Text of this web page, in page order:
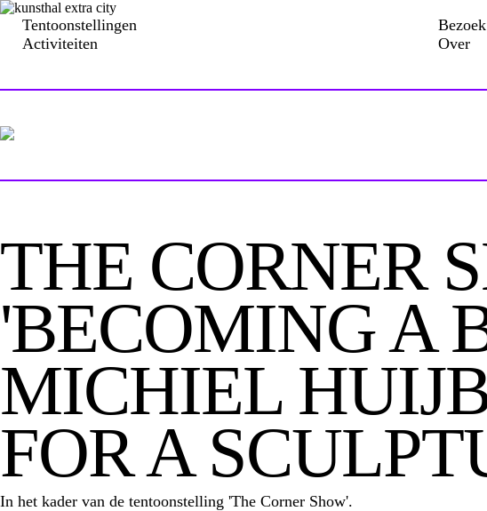
Tentoonstellingen
Activiteiten
Bezoek
Over
THE CORNER
'BECOMING A
MICHIEL
FOR A
In het kader van de tentoonstelling 'The Corner Show'.